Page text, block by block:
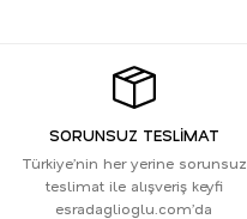
SORUNSUZ TESLİMAT
Türkiye’nin her yerine sorunsuz
teslimat ile alışveriş keyfi
esradaglioglu.com’da